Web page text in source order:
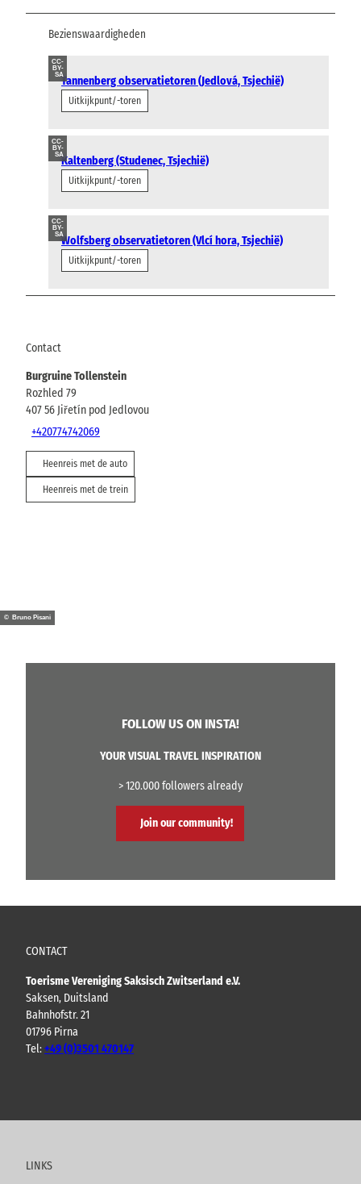
Bezienswaardigheden
CC-
BY-
SATannenberg observatietoren (Jedlová, Tsjechië)
Uitkijkpunt/-toren
CC-
BY-
SAKaltenberg (Studenec, Tsjechië)
Uitkijkpunt/-toren
CC-
BY-
SAWolfsberg observatietoren (Vlcí hora, Tsjechië)
Uitkijkpunt/-toren
Contact
Burgruine Tollenstein
Rozhled 79
407 56 Jiřetín pod Jedlovou
+420774742069
Heenreis met de auto
Heenreis met de trein
© Bruno Pisani
FOLLOW US ON INSTA!
YOUR VISUAL TRAVEL INSPIRATION
> 120.000 followers already
Join our community!
CONTACT
Toerisme Vereniging Saksisch Zwitserland e.V.
Saksen, Duitsland
Bahnhofstr. 21
01796 Pirna
Tel:+49 (0)3501 470147
u
c
s
o
LINKS